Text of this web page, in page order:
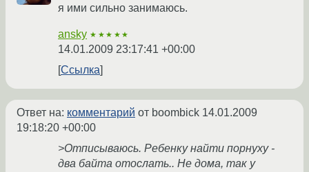
я ими сильно занимаюсь.
ansky ★★★★★
14.01.2009 23:17:41 +00:00
Ссылка
Ответ на: комментарий от boombick 14.01.2009
19:18:20 +00:00
>Отписываюсь. Ребенку найти порнуху -
два байта отослать.. Не дома, так у